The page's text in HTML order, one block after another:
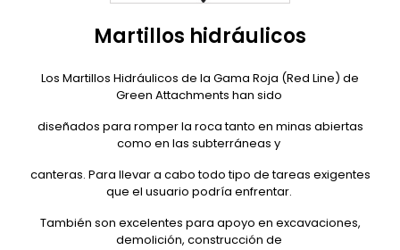
Martillos hidráulicos
Los Martillos Hidráulicos de la Gama Roja (Red Line) de
Green Attachments han sido
diseñados para romper la roca tanto en minas abiertas
como en las subterráneas y
canteras. Para llevar a cabo todo tipo de tareas exigentes
que el usuario podría enfrentar.
También son excelentes para apoyo en excavaciones,
demolición, construcción de